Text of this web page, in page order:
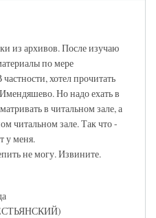
из архивов. После изучаю
по мере
хотел прочитать
Но надо ехать в
в читальном зале, а
читальном зале. Так что -
у меня.
не могу. Извините.